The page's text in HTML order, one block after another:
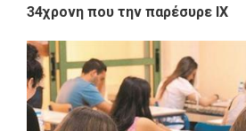
34χρονη που την παρέσυρε ΙΧ